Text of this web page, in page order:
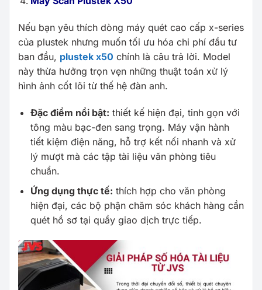
Nếu bạn yêu thích dòng máy quét cao cấp x-series
của plustek nhưng muốn tối ưu hóa chi phí đầu tư
ban đầu, plustek x50 chính là câu trả lời. Model
này thừa hưởng trọn vẹn những thuật toán xử lý
hình ảnh cốt lõi từ thế hệ đàn anh.
Đặc điểm nổi bật: thiết kế hiện đại, tinh gọn với
tông màu bạc-đen sang trọng. Máy vận hành
tiết kiệm điện năng, hỗ trợ kết nối nhanh và xử
lý mượt mà các tập tài liệu văn phòng tiêu
chuẩn.
Ứng dụng thực tế: thích hợp cho văn phòng
hiện đại, các bộ phận chăm sóc khách hàng cần
quét hồ sơ tại quầy giao dịch trực tiếp.